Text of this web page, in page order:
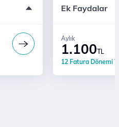
Ek Faydalar
Sınırsız YaaY
12 Fatura Dönemi
1.100TL
Aylık